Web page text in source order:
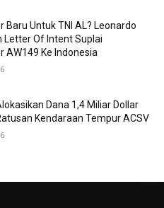
Baru Untuk TNI AL? Leonardo
Letter Of Intent Suplai
AW149 Ke Indonesia
Dana 1,4 Miliar Dollar
Kendaraan Tempur ACSV